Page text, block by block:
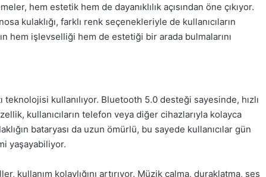
hem estetik hem de dayanıklılık açısından öne çıkıyor.
kulaklığı, farklı renk seçenekleriyle de kullanıcıların
hem işlevselliği hem de estetiği bir arada bulmalarını
teknolojisi kullanılıyor. Bluetooth 5.0 desteği sayesinde, hızlı
kullanıcıların telefon veya diğer cihazlarıyla kolayca
bataryası da uzun ömürlü, bu sayede kullanıcılar gün
yaşayabiliyor.
kullanım kolaylığını artırıyor. Müzik çalma, duraklatma, ses